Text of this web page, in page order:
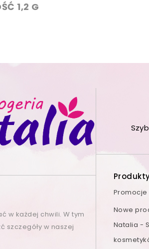
1,2 G
w każdej chwili. W tym
szczegóły w naszej
Promocje
Nowe
Natalia -